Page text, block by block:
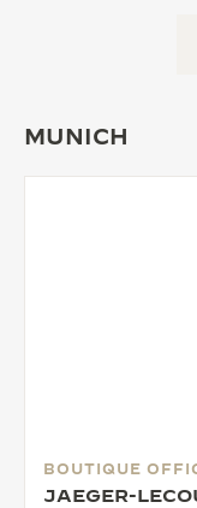
MUNICH
BOUTIQUE
JAEGER-